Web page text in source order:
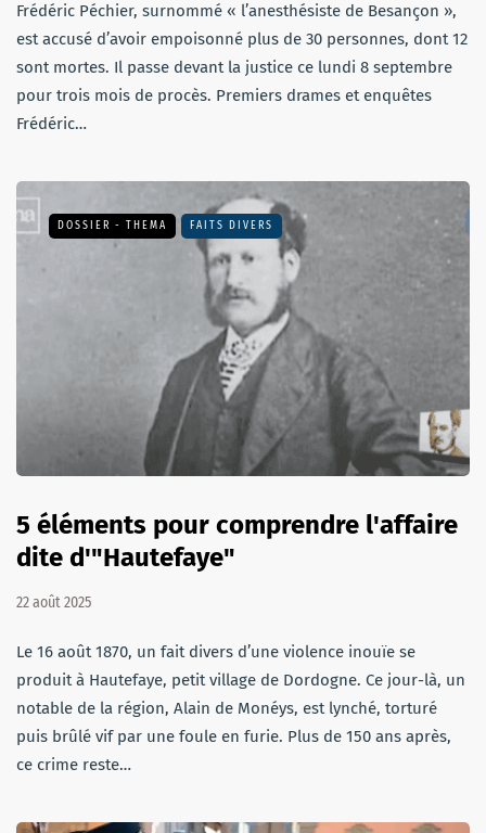
Frédéric Péchier, surnommé « l’anesthésiste de Besançon »,
est accusé d’avoir empoisonné plus de 30 personnes, dont 12
sont mortes. Il passe devant la justice ce lundi 8 septembre
pour trois mois de procès. Premiers drames et enquêtes
Frédéric…
DOSSIER - THEMA FAITS DIVERS
5 éléments pour comprendre l'affaire
dite d'"Hautefaye"
22 août 2025
Le 16 août 1870, un fait divers d’une violence inouïe se
produit à Hautefaye, petit village de Dordogne. Ce jour-là, un
notable de la région, Alain de Monéys, est lynché, torturé
puis brûlé vif par une foule en furie. Plus de 150 ans après,
ce crime reste…